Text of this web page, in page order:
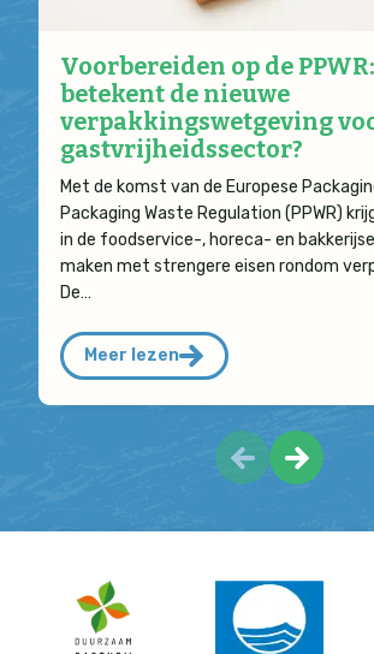
Voorbereiden op de
betekent de nieuwe
verpakkingswetgeving
gastvrijheidssector?
Met de komst van de Europese
Packaging Waste Regulation (PPWR)
in de foodservice-, horeca- en
maken met strengere eisen rondom
De…
Meer lezen